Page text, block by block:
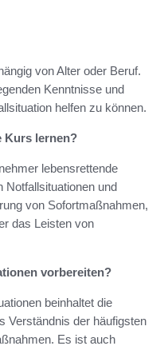
von Alter oder Beruf.
Kenntnisse und
helfen zu können.
Kurs lernen?
lebensrettende
Notfallsituationen und
von Sofortmaßnahmen,
das Leisten von
vorbereiten?
beinhaltet die
Verständnis der häufigsten
Es ist auch